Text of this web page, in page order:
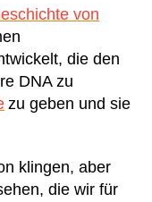
von
die den
DNA zu
zu geben und sie
klingen, aber
die wir für